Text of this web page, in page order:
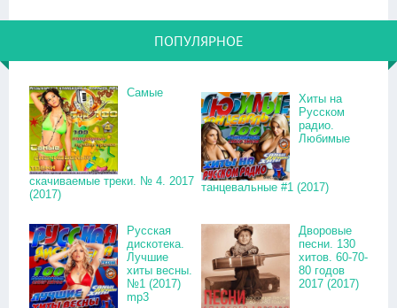
ПОПУЛЯРНОЕ
Самые
скачиваемые треки. № 4. 2017
(2017)
Хиты на
Русском
радио.
Любимые
танцевальные #1 (2017)
Русская
дискотека.
Лучшие
хиты весны.
№1 (2017)
mp3
Дворовые
песни. 130
хитов. 60-70-
80 годов
2017 (2017)